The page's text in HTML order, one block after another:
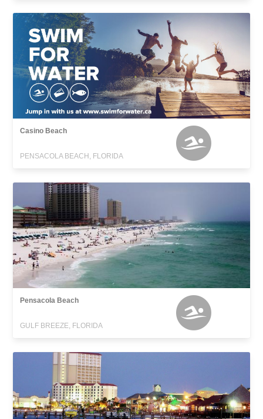
Casino Beach
PENSACOLA BEACH, FLORIDA
Pensacola Beach
GULF BREEZE, FLORIDA